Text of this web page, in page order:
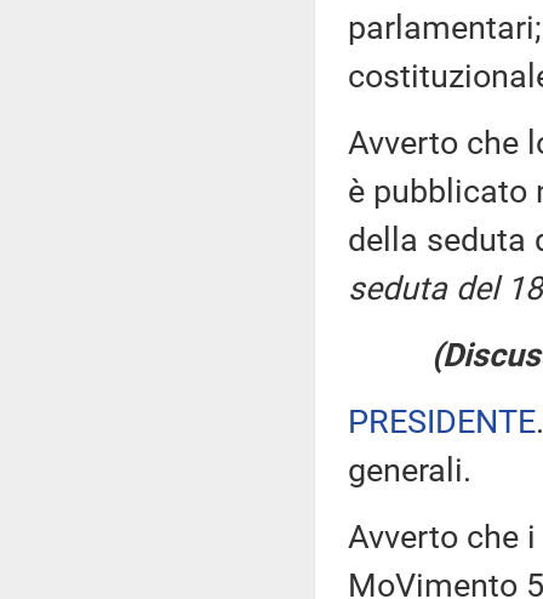
Avverto che
è pubblicato
della seduta
seduta del
PRESIDENTE
generali.
Avverto che
MoVimento